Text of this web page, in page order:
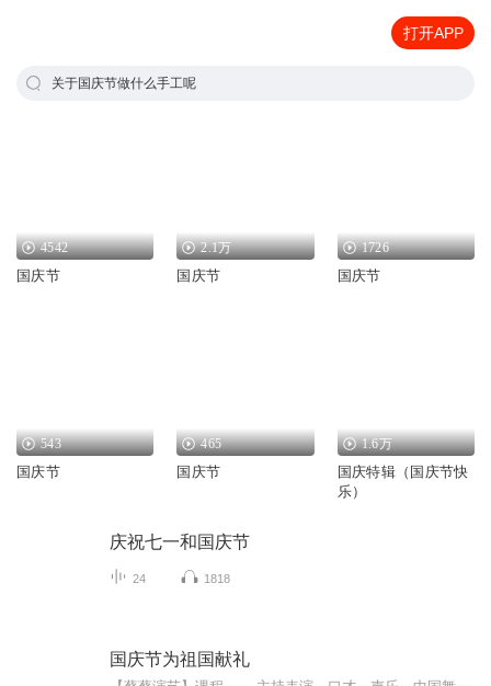
打开APP
关于国庆节做什么手工呢
4542
国庆节
2.1万
国庆节
1726
国庆节
543
国庆节
465
国庆节
1.6万
国庆特辑（国庆节快
乐）
庆祝七一和国庆节
24 1818
国庆节为祖国献礼